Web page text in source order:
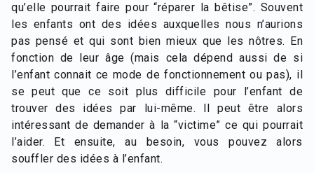
qu’elle pourrait faire pour “réparer la bêtise”. Souvent
les enfants ont des idées auxquelles nous n’aurions
pas pensé et qui sont bien mieux que les nôtres. En
fonction de leur âge (mais cela dépend aussi de si
l’enfant connait ce mode de fonctionnement ou pas), il
se peut que ce soit plus difficile pour l’enfant de
trouver des idées par lui-même. Il peut être alors
intéressant de demander à la “victime” ce qui pourrait
l’aider. Et ensuite, au besoin, vous pouvez alors
souffler des idées à l’enfant.